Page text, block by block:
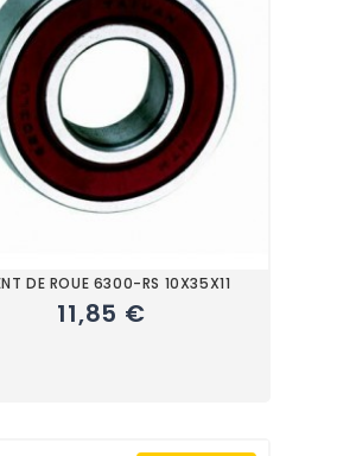
DE ROUE 6300-RS 10X35X11
11,85 €